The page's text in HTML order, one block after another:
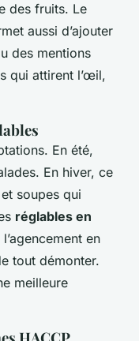
des fruits. Le
aussi d’ajouter
des mentions
qui attirent l’œil,
En été,
En hiver, ce
soupes qui
réglables en
en
tout démonter.
meilleure